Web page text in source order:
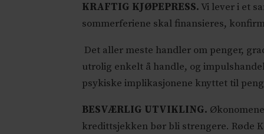
KRAFTIG KJØPEPRESS.Vi lever i et
sommerferiene skal finansieres,
Det aller meste handler om penger,
utrolig enkelt å handle, og
psykiske implikasjonene knyttet til
BESVÆRLIG UTVIKLING.
kredittsjekken bør bli strengere. Røde